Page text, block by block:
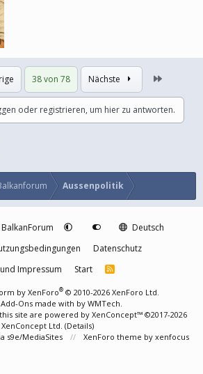
38 von 78 Nächste
oder registrieren, um hier zu antworten.
Mail
Aussenpolitik
BalkanForum
Deutsch
Datenschutz
Impressum
Start
R
by XenForo® © 2010-2026 XenForo Ltd.
Ons made with by WMTech
site are powered by XenConcept™ ©2017-2026
XenConcept Ltd. (Details)
s9e/MediaSites XenForo theme by xenfocus